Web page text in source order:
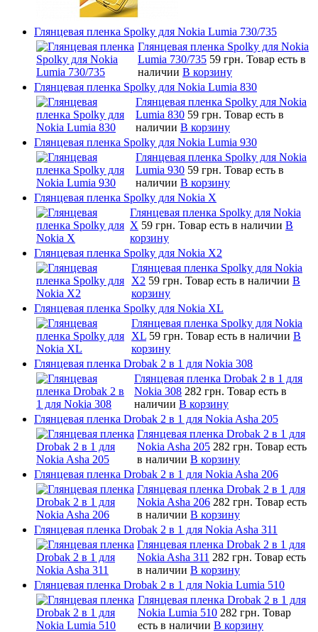
Глянцевая пленка Spolky для Nokia Lumia 730/735
Глянцевая пленка Spolky для Nokia
Lumia 730/735 59 грн. Товар есть в
наличии В корзину
Глянцевая пленка Spolky для Nokia Lumia 830
Глянцевая пленка Spolky для Nokia
Lumia 830 59 грн. Товар есть в
наличии В корзину
Глянцевая пленка Spolky для Nokia Lumia 930
Глянцевая пленка Spolky для Nokia
Lumia 930 59 грн. Товар есть в
наличии В корзину
Глянцевая пленка Spolky для Nokia X
Глянцевая пленка Spolky для Nokia
X 59 грн. Товар есть в наличии В
корзину
Глянцевая пленка Spolky для Nokia X2
Глянцевая пленка Spolky для Nokia
X2 59 грн. Товар есть в наличии В
корзину
Глянцевая пленка Spolky для Nokia XL
Глянцевая пленка Spolky для Nokia
XL 59 грн. Товар есть в наличии В
корзину
Глянцевая пленка Drobak 2 в 1 для Nokia 308
Глянцевая пленка Drobak 2 в 1 для
Nokia 308 282 грн. Товар есть в
наличии В корзину
Глянцевая пленка Drobak 2 в 1 для Nokia Asha 205
Глянцевая пленка Drobak 2 в 1 для
Nokia Asha 205 282 грн. Товар есть
в наличии В корзину
Глянцевая пленка Drobak 2 в 1 для Nokia Asha 206
Глянцевая пленка Drobak 2 в 1 для
Nokia Asha 206 282 грн. Товар есть
в наличии В корзину
Глянцевая пленка Drobak 2 в 1 для Nokia Asha 311
Глянцевая пленка Drobak 2 в 1 для
Nokia Asha 311 282 грн. Товар есть
в наличии В корзину
Глянцевая пленка Drobak 2 в 1 для Nokia Lumia 510
Глянцевая пленка Drobak 2 в 1 для
Nokia Lumia 510 282 грн. Товар
есть в наличии В корзину